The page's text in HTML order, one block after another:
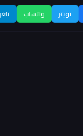
تويتر واتساب